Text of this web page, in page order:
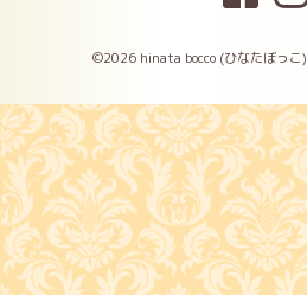
©2026 hinata bocco (ひなたぼっこ)